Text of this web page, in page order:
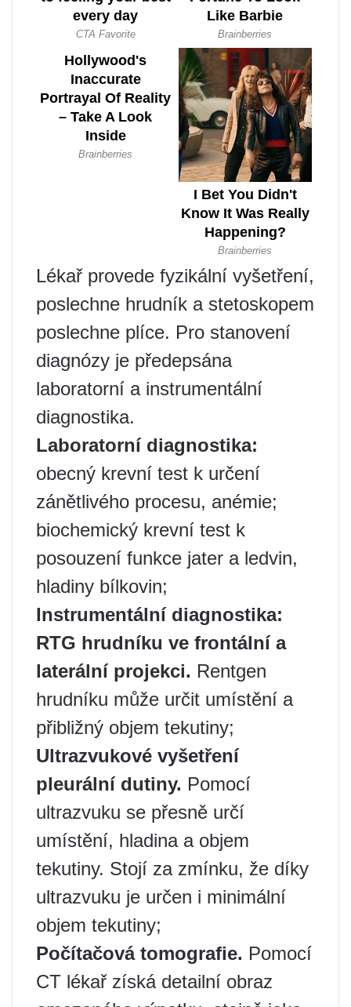
Lékař provede fyzikální vyšetření,
poslechne hrudník a stetoskopem
poslechne plíce. Pro stanovení
diagnózy je předepsána
laboratorní a instrumentální
diagnostika.
Laboratorní diagnostika:
obecný krevní test k určení
zánětlivého procesu, anémie;
biochemický krevní test k
posouzení funkce jater a ledvin,
hladiny bílkovin;
Instrumentální diagnostika:
RTG hrudníku ve frontální a
laterální projekci. Rentgen
hrudníku může určit umístění a
přibližný objem tekutiny;
Ultrazvukové vyšetření
pleurální dutiny. Pomocí
ultrazvuku se přesně určí
umístění, hladina a objem
tekutiny. Stojí za zmínku, že díky
ultrazvuku je určen i minimální
objem tekutiny;
Počítačová tomografie. Pomocí
CT lékař získá detailní obraz